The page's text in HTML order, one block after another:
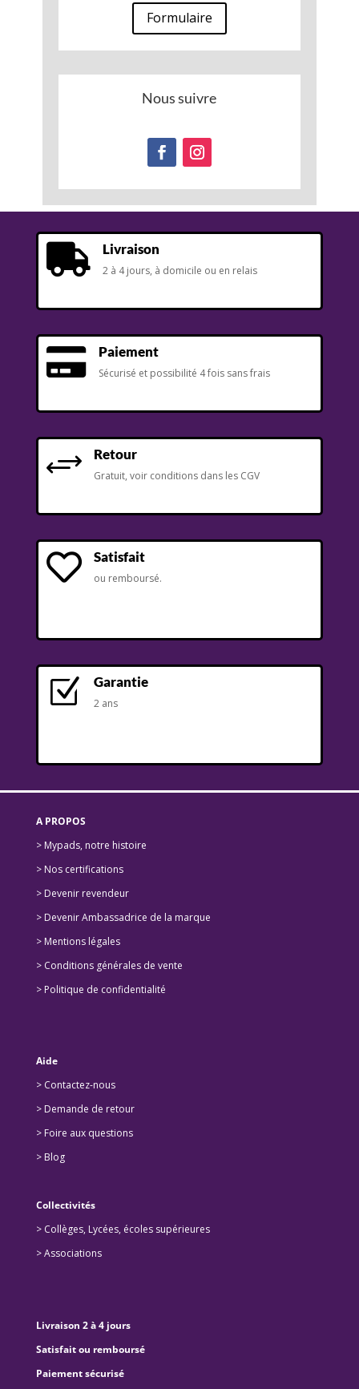
Formulaire
Nous suivre
 Livraison
2 à 4 jours, à domicile ou en relais
 Paiement
Sécurisé et possibilité 4 fois sans frais
+ Retour
Gratuit, voir conditions dans les CGV
 Satisfait
ou remboursé.
Z Garantie
2 ans
A PROPOS
> Mypads, notre histoire
> Nos certifications
> Devenir revendeur
> Devenir Ambassadrice de la marque
> Mentions légales
> Conditions générales de vente
> Politique de confidentialité
Aide
> Contactez-nous
> Demande de retour
> Foire aux questions
> Blog
Collectivités
> Collèges, Lycées, écoles supérieures
>Associations
Livraison 2 à 4 jours
Satisfait ou remboursé
Paiement sécurisé